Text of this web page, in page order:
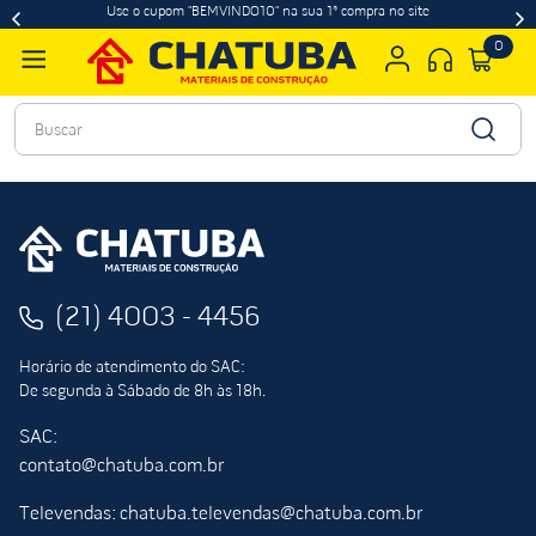
Use o cupom "BEMVINDO10" na sua 1ª compra no site
0
Buscar
(21) 4003 - 4456
Horário de atendimento do SAC:
De segunda à Sábado de 8h às 18h.
SAC:
contato@chatuba.com.br
Televendas: chatuba.televendas@chatuba.com.br